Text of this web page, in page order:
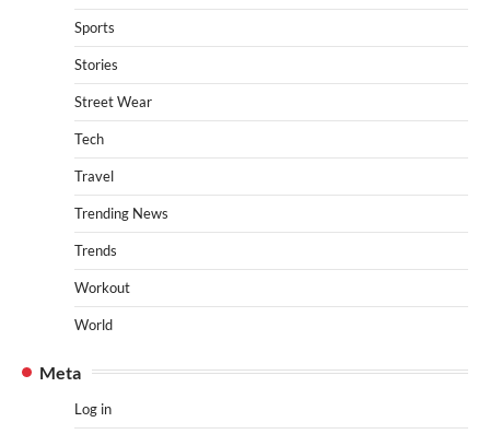
Sports
Stories
Street Wear
Tech
Travel
Trending News
Trends
Workout
World
Meta
Log in